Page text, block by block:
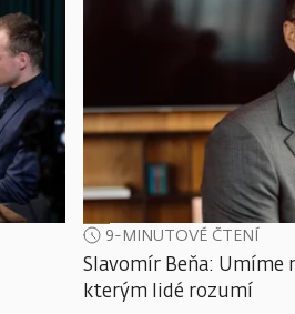
9-MINUTOVÉ ČTENÍ
Slavomír Beňa: Umíme
kterým lidé rozumí